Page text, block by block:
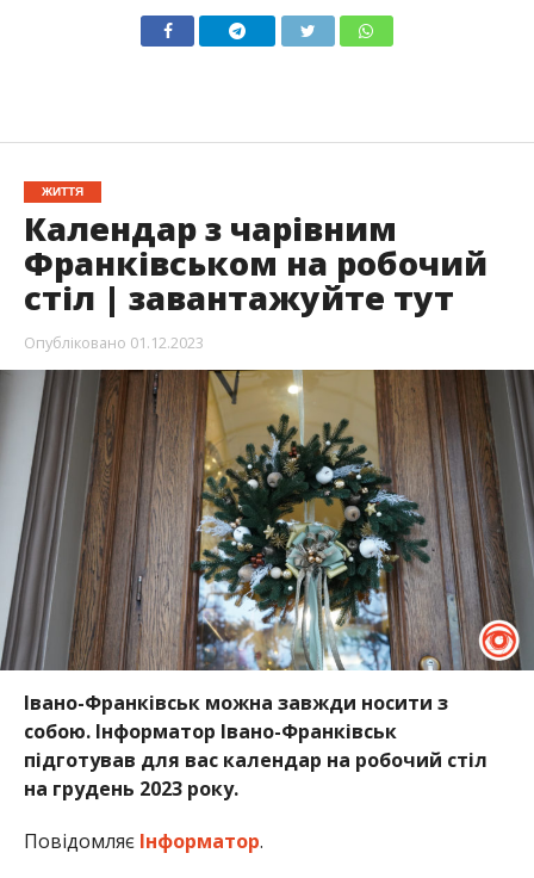
ЖИТТЯ
Календар з чарівним
Франківськом на робочий
стіл | завантажуйте тут
Опубліковано 01.12.2023
Івано-Франківськ можна завжди носити з
собою. Інформатор Івано-Франківськ
підготував для вас календар на робочий стіл
на грудень 2023 року.
Повідомляє Інформатор.